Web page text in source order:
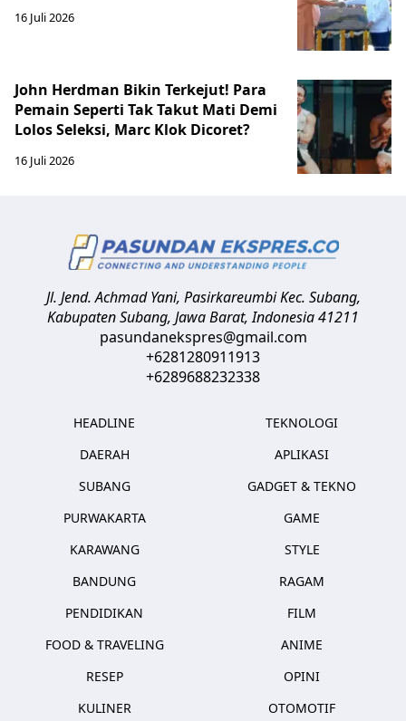
16 Juli 2026
John Herdman Bikin Terkejut! Para
Pemain Seperti Tak Takut Mati Demi
Lolos Seleksi, Marc Klok Dicoret?
16 Juli 2026
Jl. Jend. Achmad Yani, Pasirkareumbi Kec. Subang,
Kabupaten Subang, Jawa Barat,Indonesia41211
pasundanekspres@gmail.com
+6281280911913
+6289688232338
HEADLINE
DAERAH
SUBANG
PURWAKARTA
KARAWANG
BANDUNG
PENDIDIKAN
FOOD & TRAVELING
RESEP
KULINER
TEKNOLOGI
APLIKASI
GADGET & TEKNO
GAME
STYLE
RAGAM
FILM
ANIME
OPINI
OTOMOTIF